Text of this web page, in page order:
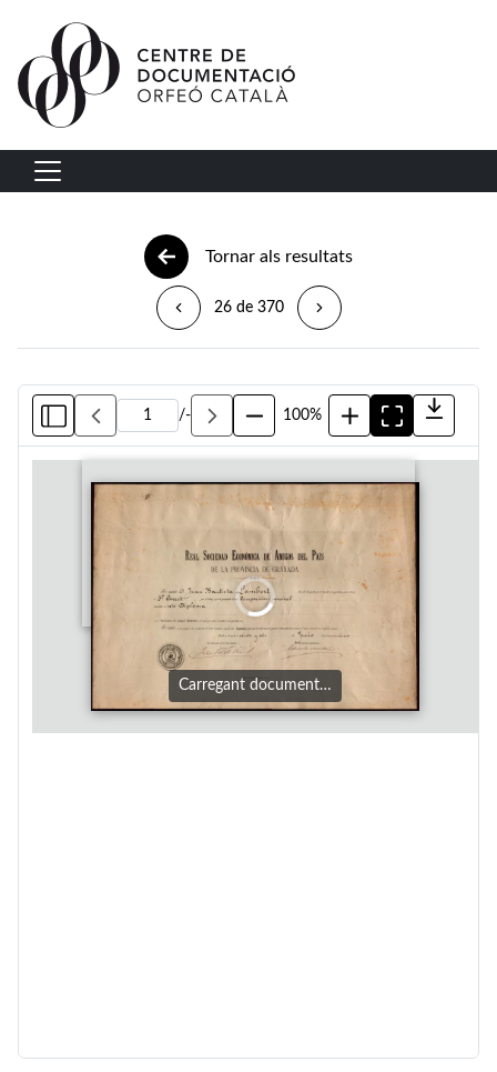
Vés al contingut
Navegació principal
Tornar als resultats
26 de 370
/- 100%
Carregant document…